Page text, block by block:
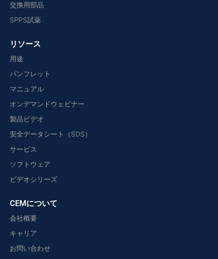
交換用部品
SPPS試薬
リソース
用途
パンフレット
マニュアル
オンデマンドウェビナー
製品ビデオ
安全データシート（SDS）
サービス
ソフトウェア
ビデオシリーズ
CEMについて
会社概要
キャリア
お問い合わせ